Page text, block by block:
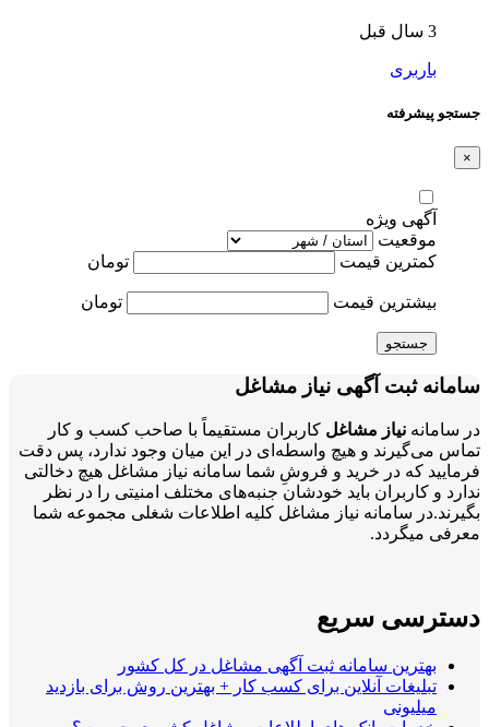
3 سال قبل
باربری
جستجو پیشرفته
×
آگهی ویژه
موقعیت
کمترین قیمت
تومان
بیشترین قیمت تومان
جستجو
سامانه ثبت آگهی نیاز مشاغل
در سامانه نیاز مشاغل کاربران مستقیماً با صاحب کسب و کار
تماس می‌گیرند و هیچ واسطه‌ای در این میان وجود ندارد، پس دقت
فرمایید که در خرید و فروشِ شما سامانه نیاز مشاغل هیچ دخالتی
ندارد و کاربران باید خودشان جنبه‌های مختلف امنیتی را در نظر
بگیرند.در سامانه نیاز مشاغل کلیه اطلاعات شغلی مجموعه شما
معرفی میگردد.
دسترسی سریع
بهترین سامانه ثبت آگهی مشاغل در کل کشور
تبلیغات آنلاین برای کسب کار + بهترین روش برای بازدید
میلیونی